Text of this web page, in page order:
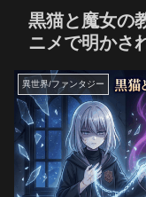
黒猫と魔女の
ニメで明かさ
異世界/ファンタジー